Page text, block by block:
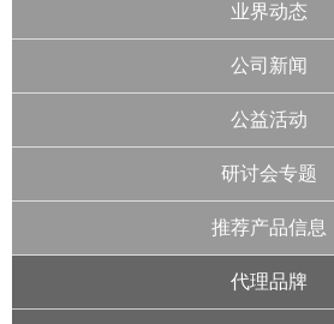
业界动态
公司新闻
公益活动
研讨会专题
推荐产品信息
代理品牌